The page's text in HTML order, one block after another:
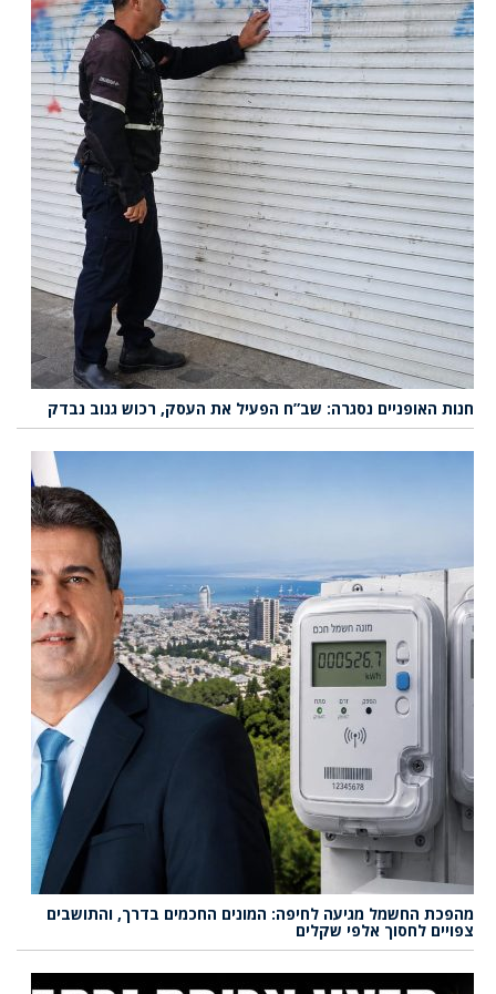
חנות האופניים נסגרה: שב”ח הפעיל את העסק, רכוש גנוב נבדק
מהפכת החשמל מגיעה לחיפה: המונים החכמים בדרך, והתושבים
צפויים לחסוך אלפי שקלים